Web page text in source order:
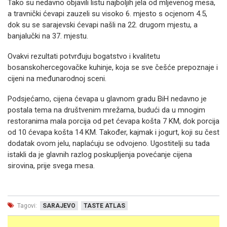
Tako su nedavno objavili listu najboljih jela od mljevenog mesa,
a travnički ćevapi zauzeli su visoko 6. mjesto s ocjenom 4.5,
dok su se sarajevski ćevapi našli na 22. drugom mjestu, a
banjalučki na 37. mjestu.
Ovakvi rezultati potvrđuju bogatstvo i kvalitetu
bosanskohercegovačke kuhinje, koja se sve češće prepoznaje i
cijeni na međunarodnoj sceni.
Podsjećamo, cijena ćevapa u glavnom gradu BiH nedavno je
postala tema na društvenim mrežama, budući da u mnogim
restoranima mala porcija od pet ćevapa košta 7 KM, dok porcija
od 10 ćevapa košta 14 KM. Također, kajmak i jogurt, koji su čest
dodatak ovom jelu, naplaćuju se odvojeno. Ugostitelji su tada
istakli da je glavnih razlog poskupljenja povećanje cijena
sirovina, prije svega mesa.
Tagovi: SARAJEVO TASTE ATLAS